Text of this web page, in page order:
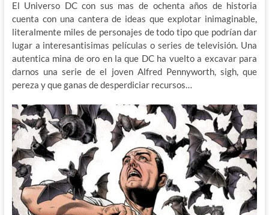
El Universo DC con sus mas de ochenta años de historia
cuenta con una cantera de ideas que explotar inimaginable,
literalmente miles de personajes de todo tipo que podrían dar
lugar a interesantisimas películas o series de televisión. Una
autentica mina de oro en la que DC ha vuelto a excavar para
darnos una serie de el joven Alfred Pennyworth, sigh, que
pereza y que ganas de desperdiciar recursos…